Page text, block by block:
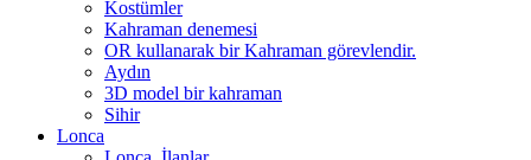
Kostümler
Kahraman denemesi
OR kullanarak bir Kahraman görevlendir.
Aydın
3D model bir kahraman
Sihir
Lonca